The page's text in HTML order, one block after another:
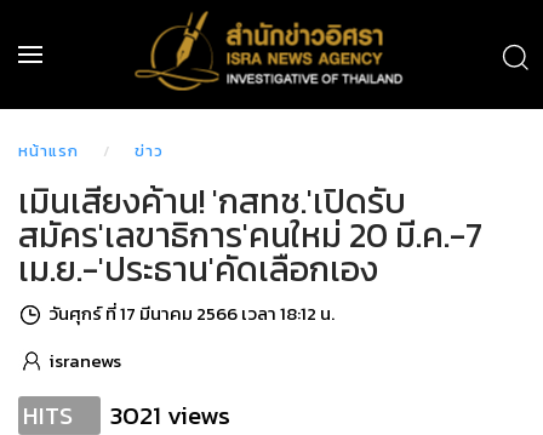
หน้าแรก ข่าว
เมินเสียงค้าน! 'กสทช.'เปิดรับ
สมัคร'เลขาธิการ'คนใหม่ 20 มี.ค.-7
เม.ย.-'ประธาน'คัดเลือกเอง
วันศุกร์ ที่ 17 มีนาคม 2566 เวลา 18:12 น.
isranews
HITS 3021 views